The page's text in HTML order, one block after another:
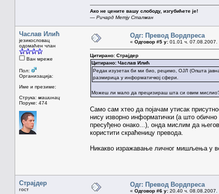
Ако не цените вашу слободу, изгубићете је!
— Ричард Метју Сталман
Часлав Илић
језикословац
одомаћен члан
Ван мреже
Пол:
Организација:
Име и презиме:
Струка: машинац
Поруке: 474
Одг: Превод Вордпреса
« Одговор #5 у: 01.01 ч. 07.08.2007.
Цитирано: Страјдер
Цитирано: Часлав Илић
Редак изузетак би ми био, рецимо, ОЈЛ (Општа
размирица у информатичкој сфери.
Можеш ли мало да прецизираш шта си овим
Само сам хтео да појачам утисак
нису изворно информатички (а што
пресуђено онако...), онда мислим да
користити скраћеницу превода.
Никакво изражавање личног мишљења у
Страјдер
гост
Одг: Превод Вордпреса
« Одговор #6 у: 20.40 ч. 08.08.2007.